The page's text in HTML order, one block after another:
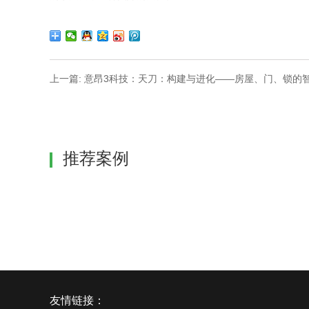
上一篇: 意昂3科技：天刀：构建与进化——房屋、门、锁的
推荐案例
友情链接：